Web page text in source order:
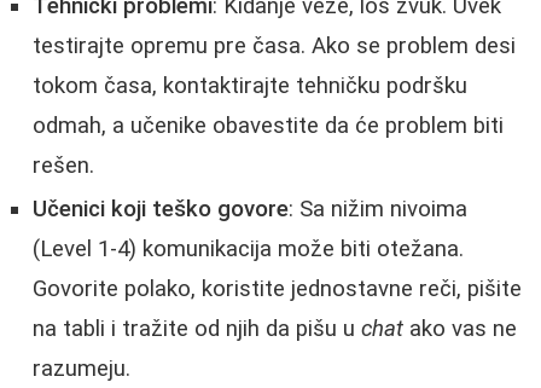
Tehnički problemi: Kidanje veze, loš zvuk. Uvek
testirajte opremu pre časa. Ako se problem desi
tokom časa, kontaktirajte tehničku podršku
odmah, a učenike obavestite da će problem biti
rešen.
Učenici koji teško govore: Sa nižim nivoima
(Level 1-4) komunikacija može biti otežana.
Govorite polako, koristite jednostavne reči, pišite
na tabli i tražite od njih da pišu u chat ako vas ne
razumeju.